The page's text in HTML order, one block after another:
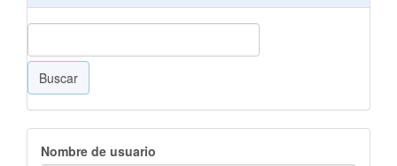
Buscar
Nombre de usuario